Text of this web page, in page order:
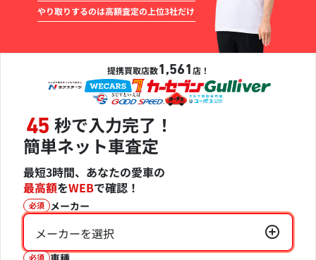
やり取りするのは高額査定の上位3社だけ
提携買取店数1,561 店！
45 秒で入力完了！
簡単ネット車査定
最短3時間、あなたの愛車の
最高額をWEBで確認！
必須 メーカー
メーカーを選択
必須